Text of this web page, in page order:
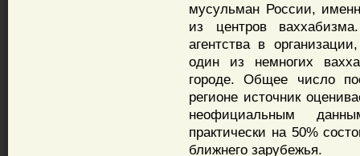
мусульман России,
из центров
агентства в
один из немногих
городе. Общее число
регионе источник
неофициальным
практически на 50%
ближнего зарубежья.